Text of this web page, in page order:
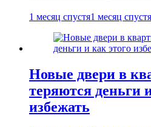
1 месяц спустя1 месяц спустя
Новые двери в
теряются деньги
избежать